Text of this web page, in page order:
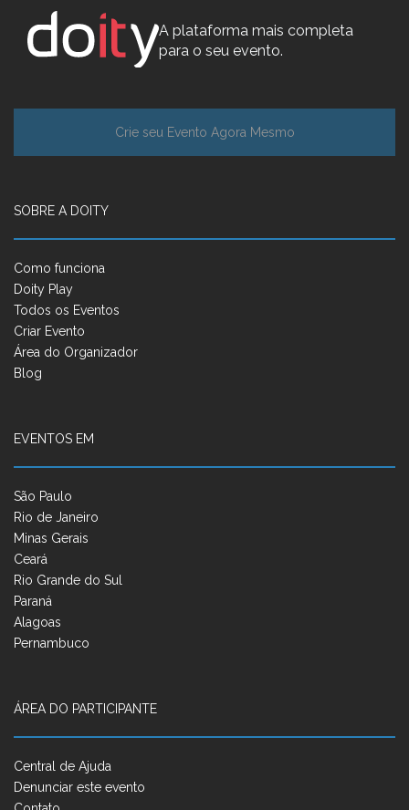
A plataforma mais completa
para o seu evento.
Crie seu Evento Agora Mesmo
SOBRE A DOITY
Como funciona
Doity Play
Todos os Eventos
Criar Evento
Área do Organizador
Blog
EVENTOS EM
São Paulo
Rio de Janeiro
Minas Gerais
Ceará
Rio Grande do Sul
Paraná
Alagoas
Pernambuco
ÁREA DO PARTICIPANTE
Central de Ajuda
Denunciar este evento